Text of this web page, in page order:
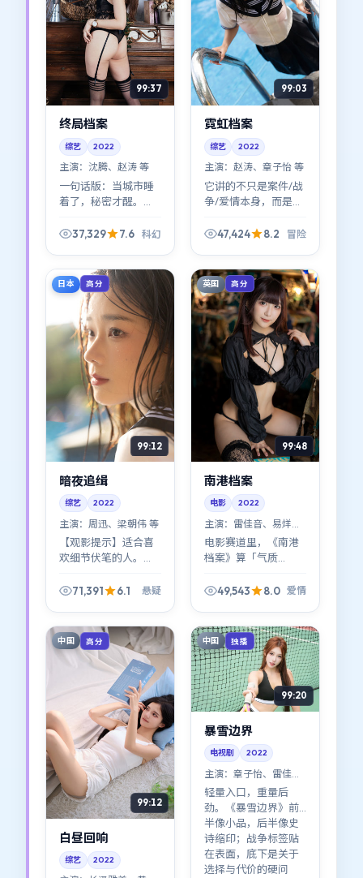
99:37
终局档案
综艺 2022
主演： 沈腾、赵涛 等
一句话版：当城市睡
着了，秘密才醒。
压在夜色的边线上，
看见」。
37,329 7.6 科幻
99:03
霓虹档案
综艺 2022
主演： 赵涛、章子怡 等
它讲的不只是案件/战
争/爱情本身，而是
案》把
废墟里重新组织语
言。
47,424 8.2 冒险
日本 高分
99:12
暗夜追缉
综艺 2022
主演： 周迅、梁朝伟 等
【观影提示】适合喜
欢细节伏笔的人。
像拼图，后半段像塌
长。
71,391 6.1 悬疑
英国 高分
99:48
南港档案
电影 2022
主演： 雷佳音、易烊千
玺 等
电影赛道里，《南港
档案》算「气质
喧哗，却能把人钉在
演撑起了大量沉默
戏。
49,543 8.0 爱情
中国 高分
99:12
白昼回响
综艺 2022
中国 独播
99:20
暴雪边界
电视剧 2022
主演： 章子怡、雷佳音
等
轻量入口，重量后
劲。《暴雪边界》前
半像小品，后半像史
诗缩印；战争标签贴
在表面，底下是关于
选择与代价的硬问